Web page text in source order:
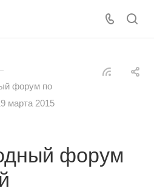
форум по
марта 2015
форум